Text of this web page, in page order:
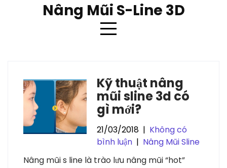
Nâng Mũi S-Line 3D
Thẻ:nâng mũi s line 3d
Kỹ thuật nâng
mũi sline 3d có
gì mới?
21/03/2018 | Không có
bình luận | Nâng Mũi Sline
Nâng mũi s line là trào lưu nâng mũi “hot”